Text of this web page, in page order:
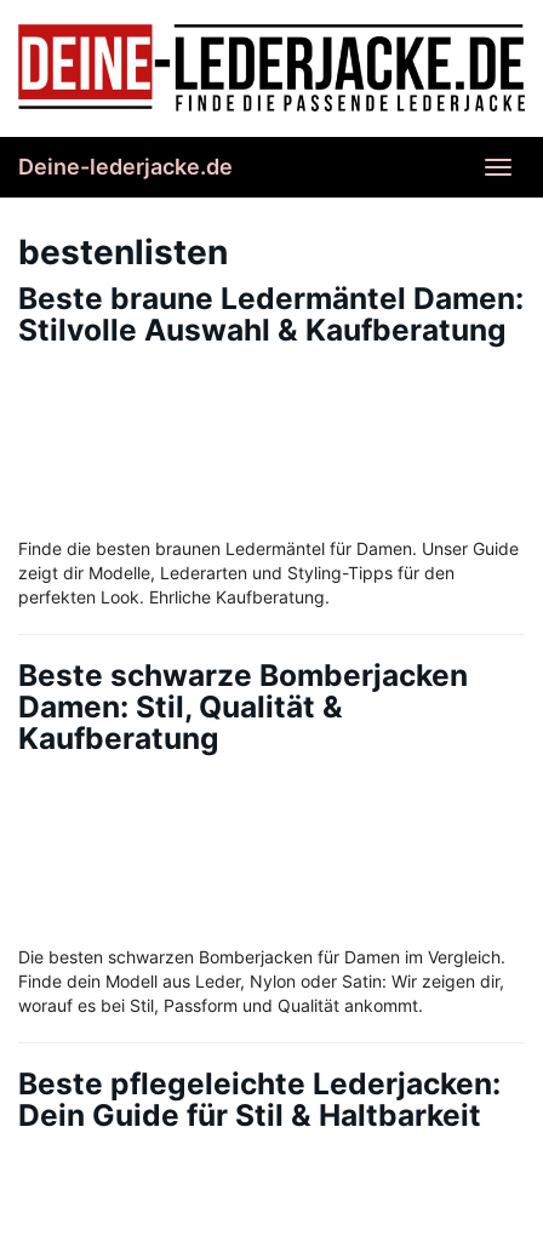
content
Deine-lederjacke.de
bestenlisten
Beste braune Ledermäntel Damen:
Stilvolle Auswahl & Kaufberatung
Finde die besten braunen Ledermäntel für Damen. Unser Guide
zeigt dir Modelle, Lederarten und Styling-Tipps für den
perfekten Look. Ehrliche Kaufberatung.
Beste schwarze Bomberjacken
Damen: Stil, Qualität &
Kaufberatung
Die besten schwarzen Bomberjacken für Damen im Vergleich.
Finde dein Modell aus Leder, Nylon oder Satin: Wir zeigen dir,
worauf es bei Stil, Passform und Qualität ankommt.
Beste pflegeleichte Lederjacken:
Dein Guide für Stil & Haltbarkeit